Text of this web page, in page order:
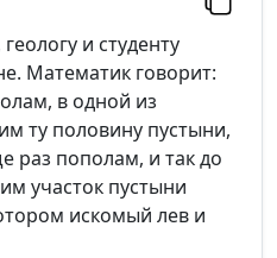
и студенту
Математик говорит:
в одной из
ту половину пустыни,
раз пополам, и так до
участок пустыни
искомый лев и